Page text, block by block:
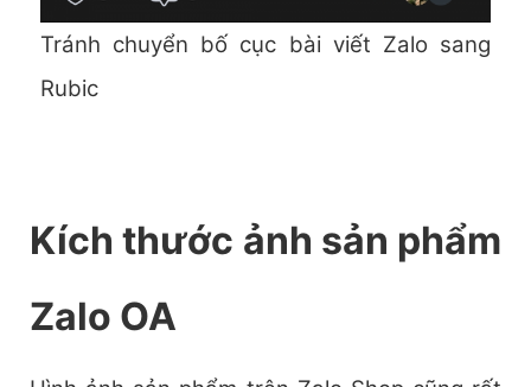
Tránh chuyển bố cục bài viết Zalo sang
Rubic
Kích thước ảnh sản phẩm
Zalo OA